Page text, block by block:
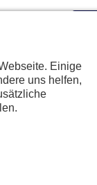
Einige
uns helfen,